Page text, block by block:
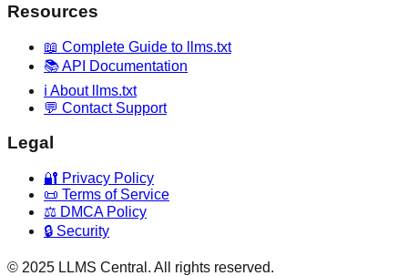
Resources
📖 Complete Guide to llms.txt
📚 API Documentation
ℹ️ About llms.txt
💬 Contact Support
Legal
🔐 Privacy Policy
📜 Terms of Service
⚖️ DMCA Policy
🔒 Security
© 2025 LLMS Central. All rights reserved.